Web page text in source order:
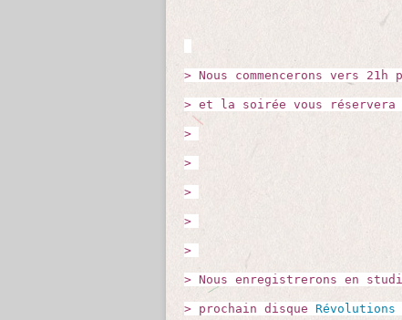
> Nous commencerons vers
> et la soirée vous réservera
>
>
>
>
>
> Nous enregistrerons en
> prochain disque Révolutions